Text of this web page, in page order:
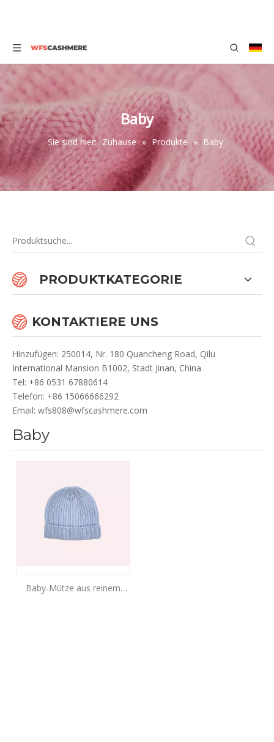
Baby
Sie sind hier: Zuhause » Produkte » Baby
PRODUKTKATEGORIE
KONTAKTIERE UNS
Hinzufügen: 250014, Nr. 180 Quancheng Road, Qilu
International Mansion B1002, Stadt Jinan, China
Tel: +86 0531 67880614
Telefon: +86 15066666292
Email: wfs808@wfscashmere.com
Baby
Baby-Mütze aus reinem